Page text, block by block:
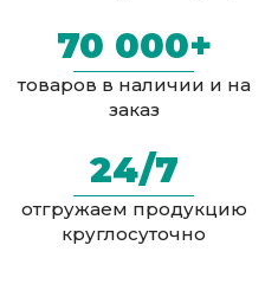
70 000+
товаров в наличии и на
заказ
24/7
отгружаем продукцию
круглосуточно